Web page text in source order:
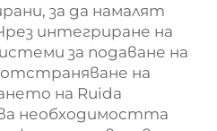
за да намалят
интегриране на
за подаване на
на
на Ruida
необходимостта